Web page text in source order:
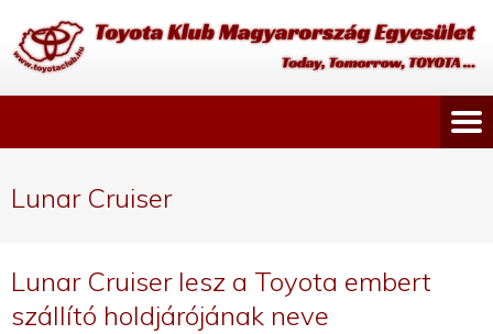
Lunar Cruiser
Lunar Cruiser lesz a Toyota embert
szállító holdjárójának neve